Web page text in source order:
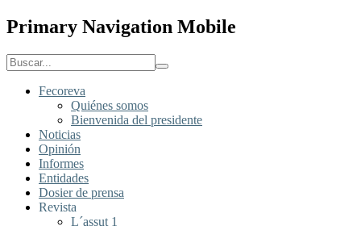
Primary Navigation Mobile
Fecoreva
Quiénes somos
Bienvenida del presidente
Noticias
Opinión
Informes
Entidades
Dosier de prensa
Revista
L´assut 1